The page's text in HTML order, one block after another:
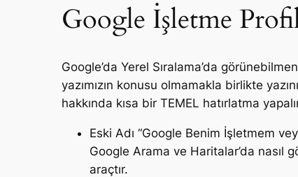
Google İşletme
Google’da Yerel Sıralama’da
yazımızın konusu olmamakla birlikte
hakkında kısa bir TEMEL hatırlatma
Eski Adı “Google Benim İşletmem
Google Arama ve Haritalar’da
araçtır.